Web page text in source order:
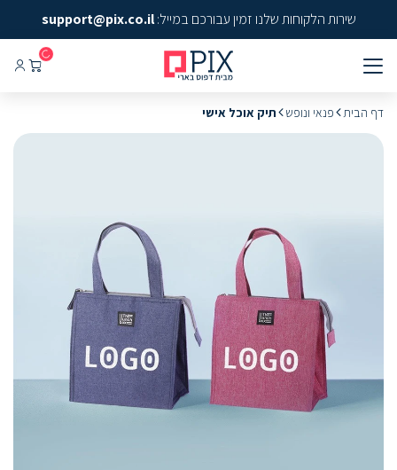
שירות הלקוחות שלנו זמין עבורכם במייל:support@pix.co.il
דף הבית פנאי ונופש תיק אוכל אישי